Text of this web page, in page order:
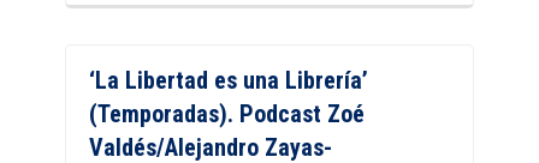
‘La Libertad es una Librería’
(Temporadas). Podcast Zoé
Valdés/Alejandro Zayas-